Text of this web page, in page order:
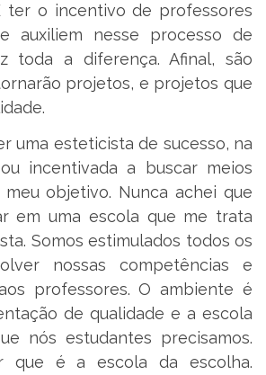
ter o incentivo de professores
auxiliem nesse processo de
toda a diferença. Afinal, são
projetos, e projetos que
uma esteticista de sucesso, na
incentivada a buscar meios
objetivo. Nunca achei que
em uma escola que me trata
Somos estimulados todos os
nossas competências e
professores. O ambiente é
de qualidade e a escola
nós estudantes precisamos.
que é a escola da escolha.